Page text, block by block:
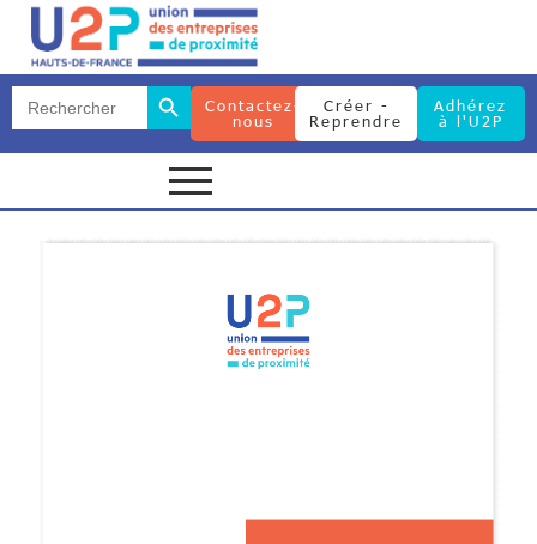
Search
for:
Search Button
Contactez-
nous
Créer -
Reprendre
Adhérez
à l'U2P
Search Search Button